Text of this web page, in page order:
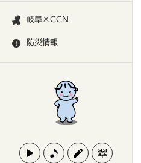
岐阜×CCN
防災情報